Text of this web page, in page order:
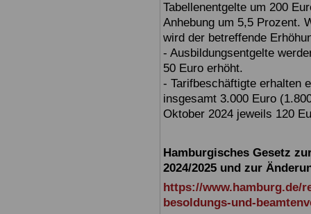
Tabellenentgelte um 200
Anhebung um 5,5 Prozent.
wird der betreffende
- Ausbildungsentgelte
50 Euro erhöht.
- Tarifbeschäftigte erhalten
insgesamt 3.000 Euro
Oktober 2024 jeweils 120
Hamburgisches Gesetz
2024/2025 und zur
https://www.hamburg.de/
besoldungs-und-